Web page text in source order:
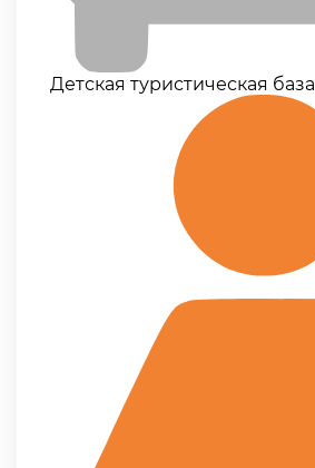
Детская туристическая база